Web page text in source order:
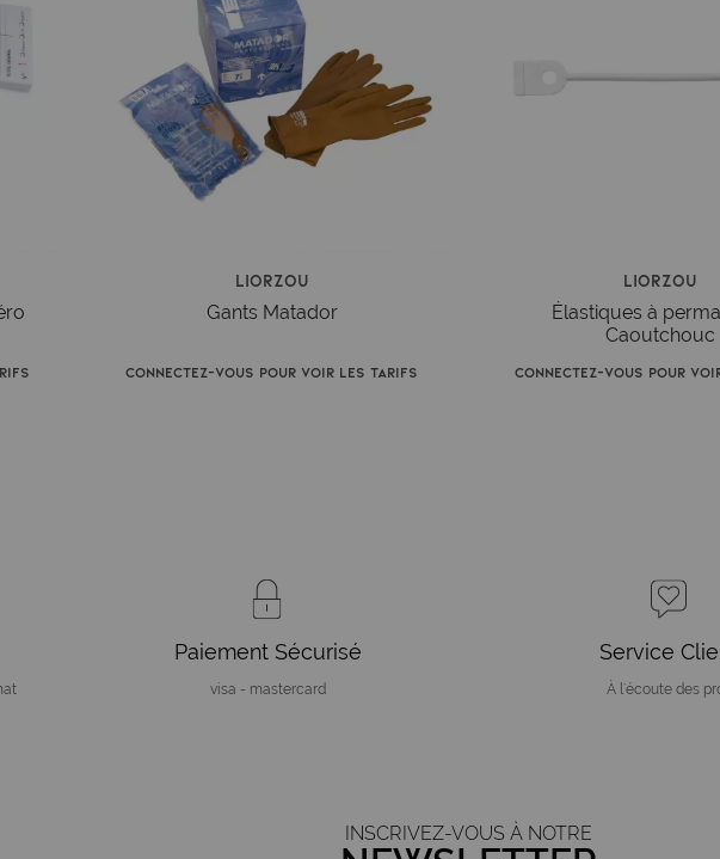
Liorzou
Gants Matador
Connectez-vous pour voir les tarifs
Liorzou
Élastiques à
Caoutchouc
Connectez-vous pour
Paiement Sécurisé
visa - mastercard
Service
À l'écoute des
INSCRIVEZ-VOUS À NOTRE